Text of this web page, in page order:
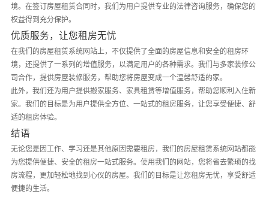
境。在签订房屋租赁合同时，我们为用户提供专业的法律咨询服务，确保您的
权益得到充分保护。
优质服务，让您租房无忧
在我们的房屋租赁系统网站上，不仅提供了全面的房屋信息和安全的租房环
境，还提供了一系列的增值服务，以满足用户的各种需求。我们与多家装修公
司合作，提供房屋装修服务，帮助您将房屋变成一个温馨舒适的家。
此外，我们还为用户提供搬家服务、家具租赁等增值服务，帮助您顺利入住新
家。我们的目标是为用户提供全方位、一站式的租房服务，让您享受便捷、舒
适的租房体验。
结语
无论您是因工作、学习还是其他原因需要租房，我们的房屋租赁系统网站都能
为您提供便捷、安全的租房一站式服务。使用我们的网站，您将省去繁琐的找
房流程，更加轻松地找到心仪的房屋。我们的目标是让您租房无忧，享受舒适
便捷的生活。